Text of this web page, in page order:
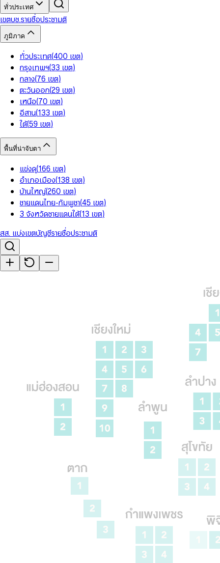
ทั่วประเทศ
เขตบช.รายชื่อประชามติ
ภูมิภาค
ทั่วประเทศ(400 เขต)
กรุงเทพฯ(33 เขต)
กลาง(76 เขต)
ตะวันออก(29 เขต)
เหนือ(70 เขต)
อีสาน(133 เขต)
ใต้(59 เขต)
พื้นที่น่าจับตา
แข่งดุ(166 เขต)
อำเภอเมือง(138 เขต)
บ้านใหญ่(260 เขต)
ชายแดนไทย-กัมพูชา(45 เขต)
3 จังหวัดชายแดนใต้(13 เขต)
สส. แบ่งเขตบัญชีรายชื่อประชามติ